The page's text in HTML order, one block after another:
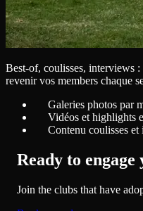
Best-of, coulisses, interviews
revenir vos members chaque
Galeries photos par
Vidéos et highlights
Contenu coulisses
Ready to
Join the clubs that have